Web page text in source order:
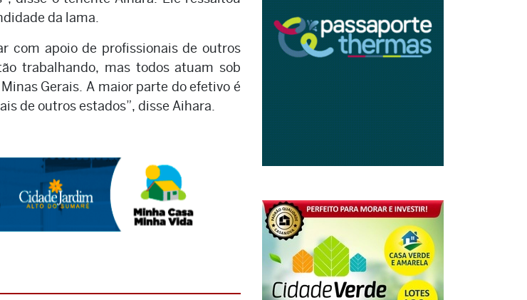
da lama.
com apoio de profissionais de outros
trabalhando, mas todos atuam sob
Gerais. A maior parte do efetivo é
de outros estados”, disse Aihara.